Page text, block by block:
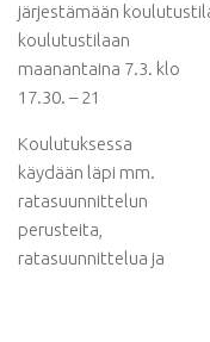
järjestämään
koulutustilaan
maanantaina 7.3. klo
17.30. – 21
Koulutuksessa
käydään läpi mm.
ratasuunnittelun
perusteita,
ratasuunnittelua ja